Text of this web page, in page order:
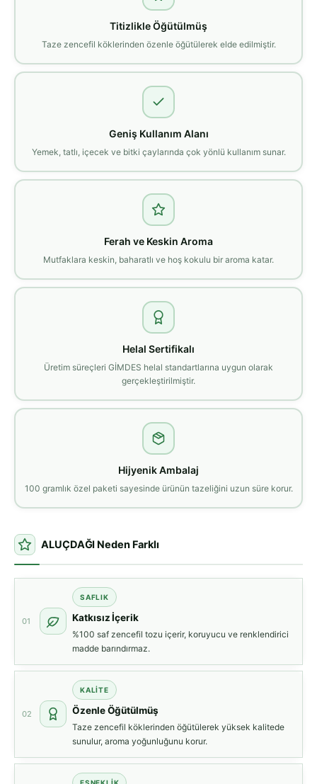
Titizlikle Öğütülmüş
Taze zencefil köklerinden özenle öğütülerek elde edilmiştir.
Geniş Kullanım Alanı
Yemek, tatlı, içecek ve bitki çaylarında çok yönlü kullanım sunar.
Ferah ve Keskin Aroma
Mutfaklara keskin, baharatlı ve hoş kokulu bir aroma katar.
Helal Sertifikalı
Üretim süreçleri GİMDES helal standartlarına uygun olarak
gerçekleştirilmiştir.
Hijyenik Ambalaj
100 gramlık özel paketi sayesinde ürünün tazeliğini uzun süre korur.
ALUÇDAĞI Neden Farklı
01
SAFLIK
Katkısız İçerik
%100 saf zencefil tozu içerir, koruyucu ve renklendirici
madde barındırmaz.
02
KALITE
Özenle Öğütülmüş
Taze zencefil köklerinden öğütülerek yüksek kalitede
sunulur, aroma yoğunluğunu korur.